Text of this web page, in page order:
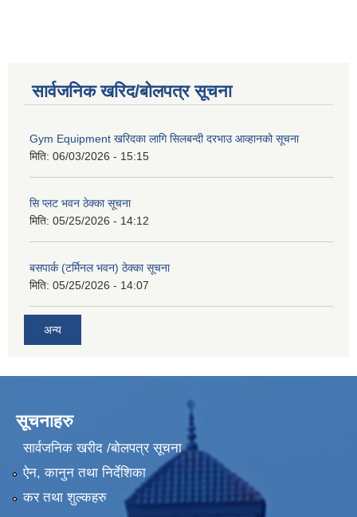
सार्वजनिक खरिद/बोलपत्र सूचना
Gym Equipment खरिदका लागि सिलबन्दी दरभाउ आव्हानको सूचना
मिति: 06/03/2026 - 15:15
सि प्लट भवन ठेक्का सूचना
मिति: 05/25/2026 - 14:12
बसपार्क (टर्मिनल भवन) ठेक्का सूचना
मिति: 05/25/2026 - 14:07
अन्य
सूचनाहरु
सार्वजनिक खरीद /बोलपत्र सूचना
ऐन, कानुन तथा निर्देशिका
कर तथा शुल्कहरु